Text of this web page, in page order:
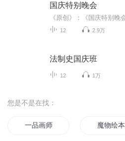
国庆特别晚会
12 2.9万
法制史国庆班
12 1万
您是不是在找：
一品画师 魔物绘本